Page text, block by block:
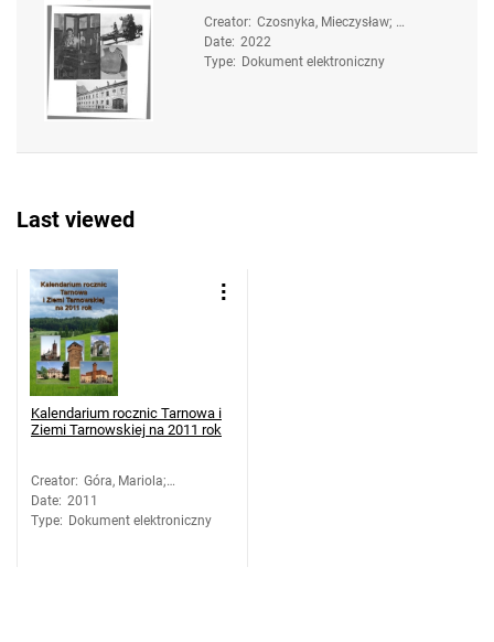
Creator: Czosnyka, Mieczysław; G
óra, Mariola
Date: 2022
Type: Dokument elektroniczny
Last viewed
Kalendarium rocznic Tarnowa i
Ziemi Tarnowskiej na 2011 rok
Creator: Góra, Mariola;
Szumlańska,
Małgorzata; Kozieł,
Date: 2011
Type: Dokument elektroniczny